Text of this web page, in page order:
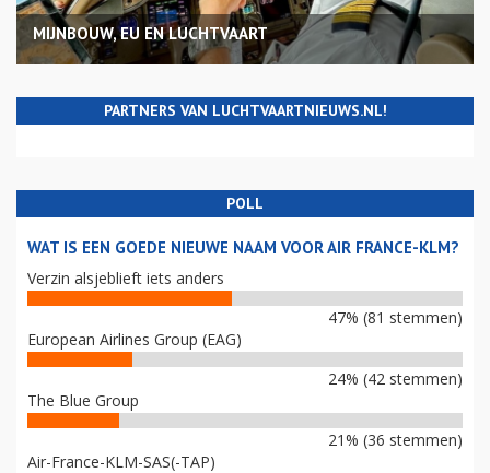
MIJNBOUW, EU EN LUCHTVAART
PARTNERS VAN LUCHTVAARTNIEUWS.NL!
POLL
WAT IS EEN GOEDE NIEUWE NAAM VOOR AIR FRANCE-KLM?
Verzin alsjeblieft iets anders
47% (81 stemmen)
European Airlines Group (EAG)
24% (42 stemmen)
The Blue Group
21% (36 stemmen)
Air-France-KLM-SAS(-TAP)